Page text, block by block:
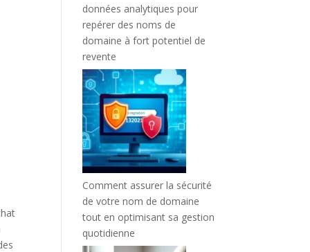
données analytiques pour
repérer des noms de
domaine à fort potentiel de
revente
Comment assurer la sécurité
de votre nom de domaine
tout en optimisant sa gestion
quotidienne